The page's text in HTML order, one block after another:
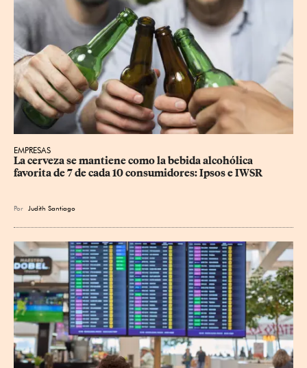
EMPRESAS
La cerveza se mantiene como la bebida alcohólica
favorita de 7 de cada 10 consumidores: Ipsos e IWSR
Por Judith Santiago